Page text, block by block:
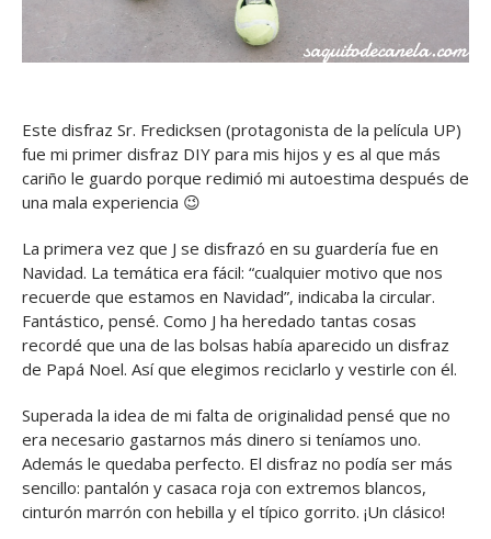
Este disfraz Sr. Fredicksen (protagonista de la película UP)
fue mi primer disfraz DIY para mis hijos y es al que más
cariño le guardo porque redimió mi autoestima después de
una mala experiencia 😉
La primera vez que J se disfrazó en su guardería fue en
Navidad. La temática era fácil: “cualquier motivo que nos
recuerde que estamos en Navidad”, indicaba la circular.
Fantástico, pensé. Como J ha heredado tantas cosas
recordé que una de las bolsas había aparecido un disfraz
de Papá Noel. Así que elegimos reciclarlo y vestirle con él.
Superada la idea de mi falta de originalidad pensé que no
era necesario gastarnos más dinero si teníamos uno.
Además le quedaba perfecto. El disfraz no podía ser más
sencillo: pantalón y casaca roja con extremos blancos,
cinturón marrón con hebilla y el típico gorrito. ¡Un clásico!